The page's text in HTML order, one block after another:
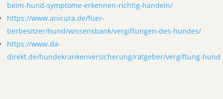
beim-hund-symptome-erkennen-richtig-handeln/
https://www.anicura.de/fuer-
tierbesitzer/hund/wissensbank/vergiftungen-des-hundes/
https://www.da-
direkt.de/hundekrankenversicherung/ratgeber/vergiftung-hund